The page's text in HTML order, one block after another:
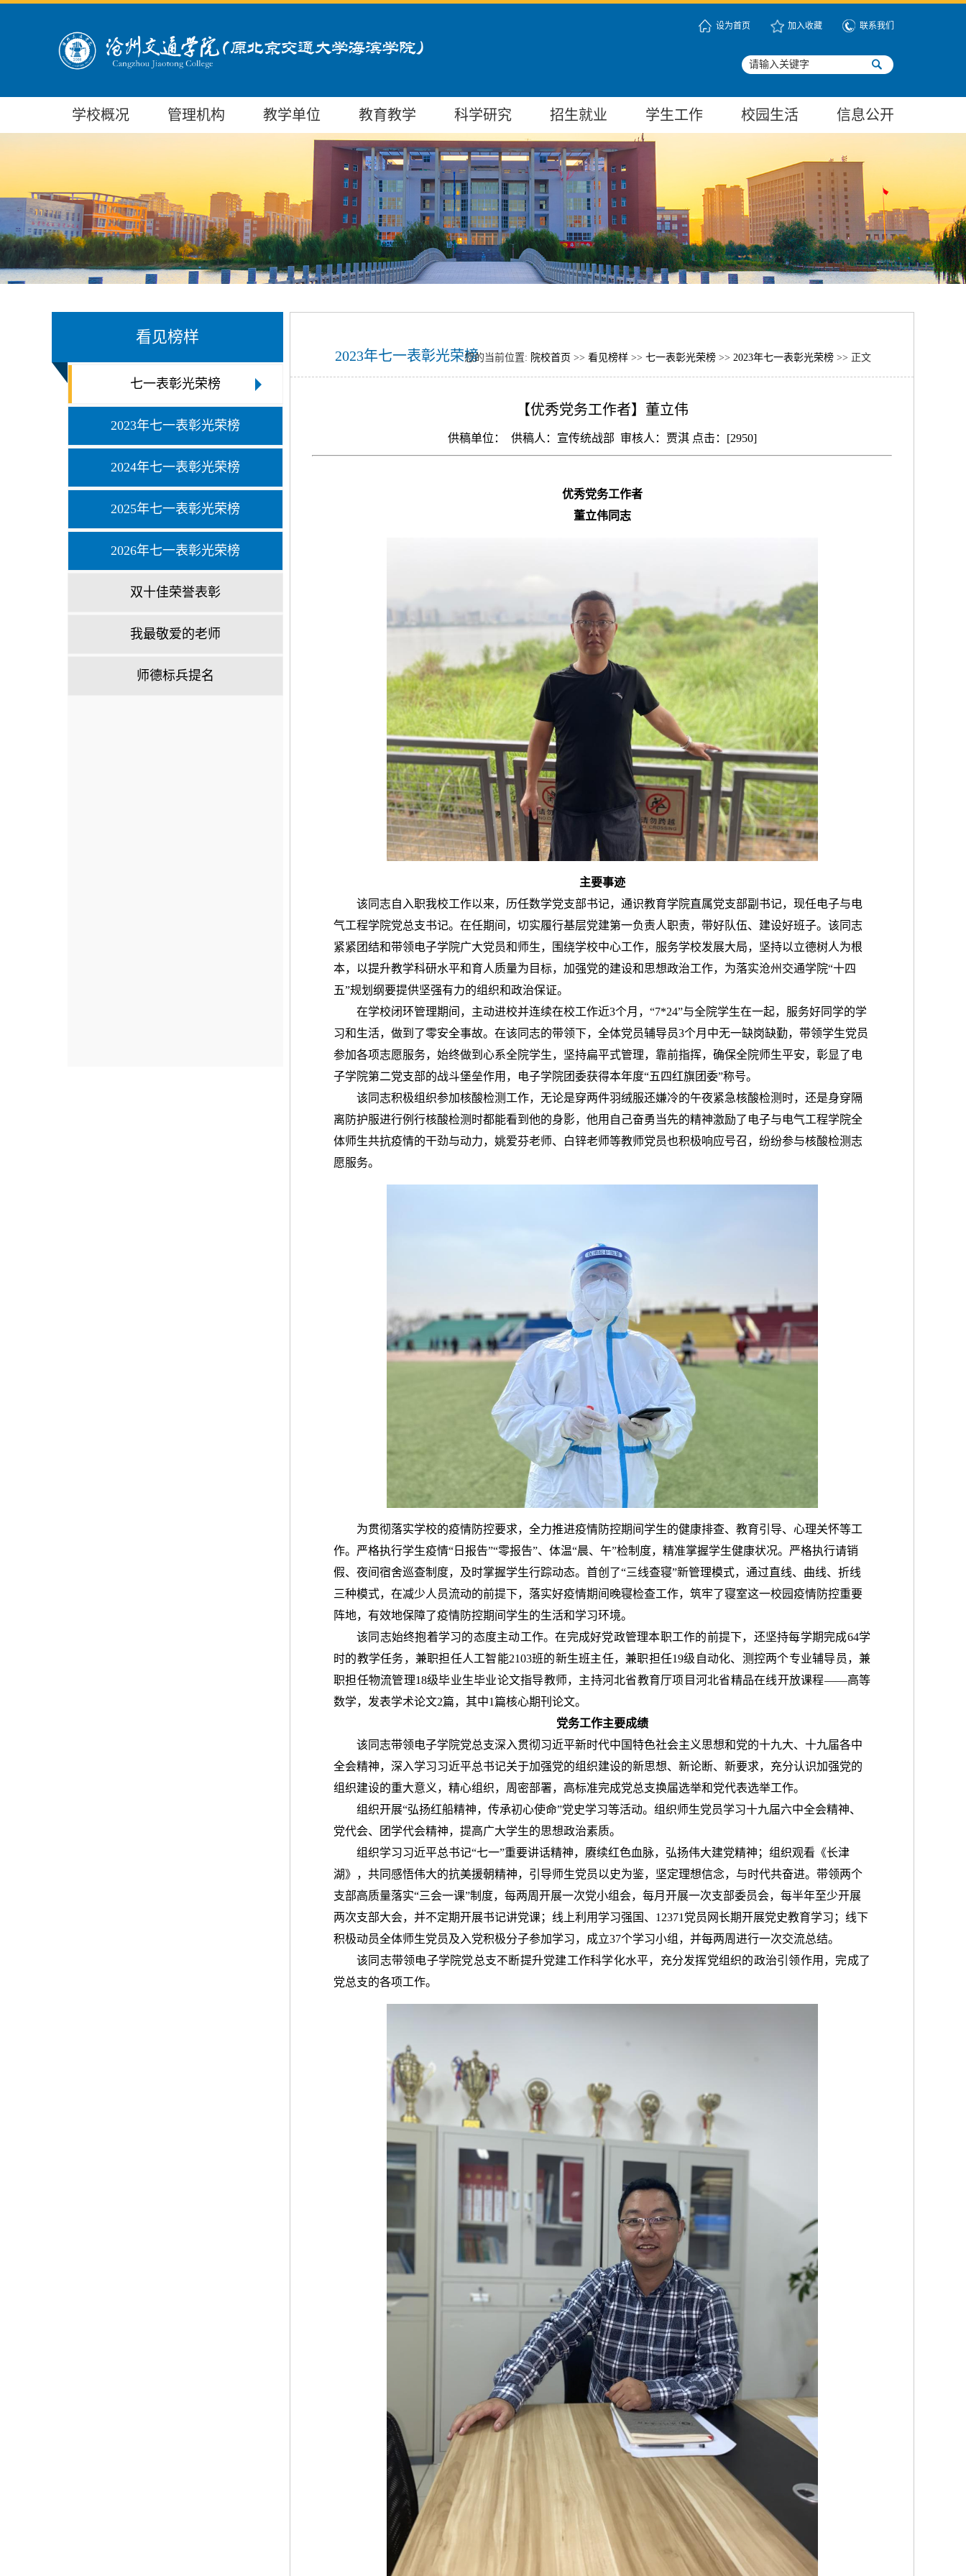
设为首页 加入收藏 联系我们
学校概况 管理机构 教学单位 教育教学 科学研究 招生就业 学生工作 校园生活 信息公开
看见榜样
七一表彰光荣榜
2023年七一表彰光荣榜
2024年七一表彰光荣榜
2025年七一表彰光荣榜
2026年七一表彰光荣榜
双十佳荣誉表彰
我最敬爱的老师
师德标兵提名
2023年七一表彰光荣榜您的当前位置: 院校首页 >> 看见榜样 >> 七一表彰光荣榜 >> 2023年七一表彰光荣榜 >> 正文
【优秀党务工作者】董立伟
供稿单位： 供稿人：宣传统战部 审核人：贾淇 点击：[2950]
优秀党务工作者
董立伟同志
主要事迹
该同志自入职我校工作以来，历任数学党支部书记，通识教育学院直属党支部副书记，现任电子与电
气工程学院党总支书记。在任期间，切实履行基层党建第一负责人职责，带好队伍、建设好班子。该同志
紧紧团结和带领电子学院广大党员和师生，围绕学校中心工作，服务学校发展大局，坚持以立德树人为根
本，以提升教学科研水平和育人质量为目标，加强党的建设和思想政治工作，为落实沧州交通学院“十四
五”规划纲要提供坚强有力的组织和政治保证。
在学校闭环管理期间，主动进校并连续在校工作近3个月，“7*24”与全院学生在一起，服务好同学的学
习和生活，做到了零安全事故。在该同志的带领下，全体党员辅导员3个月中无一缺岗缺勤，带领学生党员
参加各项志愿服务，始终做到心系全院学生，坚持扁平式管理，靠前指挥，确保全院师生平安，彰显了电
子学院第二党支部的战斗堡垒作用，电子学院团委获得本年度“五四红旗团委”称号。
该同志积极组织参加核酸检测工作，无论是穿两件羽绒服还嫌冷的午夜紧急核酸检测时，还是身穿隔
离防护服进行例行核酸检测时都能看到他的身影，他用自己奋勇当先的精神激励了电子与电气工程学院全
体师生共抗疫情的干劲与动力，姚爱芬老师、白锌老师等教师党员也积极响应号召，纷纷参与核酸检测志
愿服务。
为贯彻落实学校的疫情防控要求，全力推进疫情防控期间学生的健康排查、教育引导、心理关怀等工
作。严格执行学生疫情“日报告”“零报告”、体温“晨、午”检制度，精准掌握学生健康状况。严格执行请销
假、夜间宿舍巡查制度，及时掌握学生行踪动态。首创了“三线查寝”新管理模式，通过直线、曲线、折线
三种模式，在减少人员流动的前提下，落实好疫情期间晚寝检查工作，筑牢了寝室这一校园疫情防控重要
阵地，有效地保障了疫情防控期间学生的生活和学习环境。
该同志始终抱着学习的态度主动工作。在完成好党政管理本职工作的前提下，还坚持每学期完成64学
时的教学任务，兼职担任人工智能2103班的新生班主任，兼职担任19级自动化、测控两个专业辅导员，兼
职担任物流管理18级毕业生毕业论文指导教师，主持河北省教育厅项目河北省精品在线开放课程——高等
数学，发表学术论文2篇，其中1篇核心期刊论文。
党务工作主要成绩
该同志带领电子学院党总支深入贯彻习近平新时代中国特色社会主义思想和党的十九大、十九届各中
全会精神，深入学习习近平总书记关于加强党的组织建设的新思想、新论断、新要求，充分认识加强党的
组织建设的重大意义，精心组织，周密部署，高标准完成党总支换届选举和党代表选举工作。
组织开展“弘扬红船精神，传承初心使命”党史学习等活动。组织师生党员学习十九届六中全会精神、
党代会、团学代会精神，提高广大学生的思想政治素质。
组织学习习近平总书记“七一”重要讲话精神，赓续红色血脉，弘扬伟大建党精神；组织观看《长津
湖》，共同感悟伟大的抗美援朝精神，引导师生党员以史为鉴，坚定理想信念，与时代共奋进。 带领两个
支部高质量落实“三会一课”制度，每两周开展一次党小组会，每月开展一次支部委员会，每半年至少开展
两次支部大会，并不定期开展书记讲党课；线上利用学习强国、12371党员网长期开展党史教育学习；线下
积极动员全体师生党员及入党积极分子参加学习，成立37个学习小组，并每两周进行一次交流总结。
该同志带领电子学院党总支不断提升党建工作科学化水平，充分发挥党组织的政治引领作用，完成了
党总支的各项工作。